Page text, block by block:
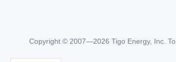
Copyright © 2007—2026 Tigo Energy, Inc.